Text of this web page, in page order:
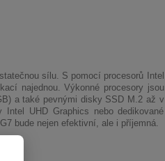
sílu. S pomocí procesorů Intel
najednou. Výkonné procesory jsou
a také pevnými disky SSD M.2 až v
UHD Graphics nebo dedikované
bude nejen efektivní, ale i příjemná.